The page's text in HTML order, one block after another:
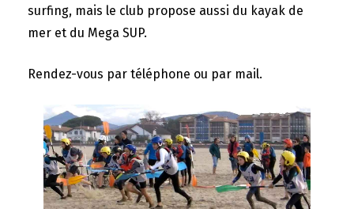
surfing, mais le club propose aussi du kayak de
mer et du Mega SUP.
Rendez-vous par téléphone ou par mail.